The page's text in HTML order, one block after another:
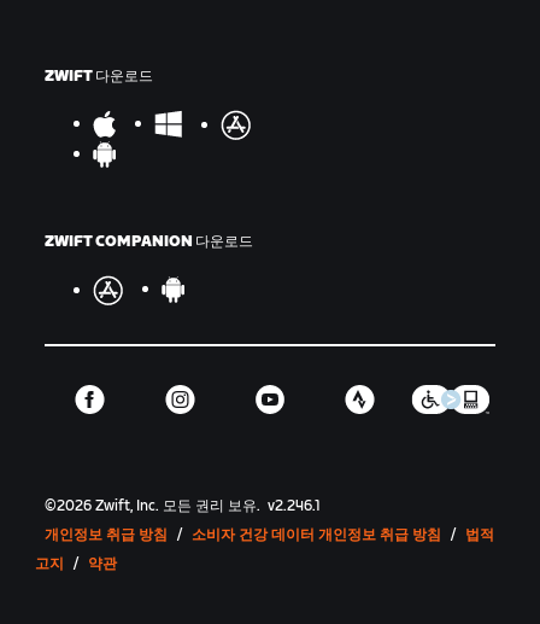
ZWIFT 다운로드
ZWIFT COMPANION 다운로드
©2026 Zwift, Inc. 모든 권리 보유. v2.246.1
개인정보 취급 방침
/ 소비자 건강 데이터 개인정보 취급 방침 / 법적
고지
/ 약관